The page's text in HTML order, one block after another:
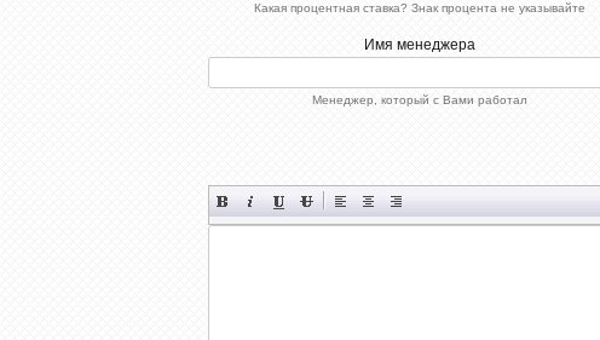
Какая процентная ставка? Знак процента не указывайте
Имя менеджера
Менеджер, который с Вами работал